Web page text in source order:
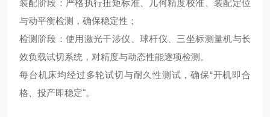
装配阶段：严格执行扭矩标准、几何精度校准、装配定位
与动平衡检测，确保稳定性；
检测阶段：使用激光干涉仪、球杆仪、三坐标测量机与长
效负载试切系统，对精度与动态性能逐项检测。
每台机床均经过多轮试切与耐久性测试，确保“开机即合
格、投产即稳定"。